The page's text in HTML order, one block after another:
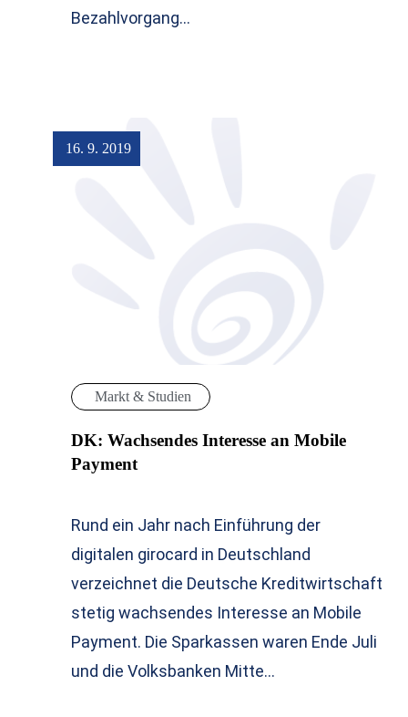
Bezahlvorgang…
16. 9. 2019
Markt & Studien
DK: Wachsendes Interesse an Mobile
Payment
Rund ein Jahr nach Einführung der
digitalen girocard in Deutschland
verzeichnet die Deutsche Kreditwirtschaft
stetig wachsendes Interesse an Mobile
Payment. Die Sparkassen waren Ende Juli
und die Volksbanken Mitte…